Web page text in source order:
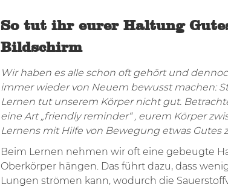
So tut ihr eurer Haltung
Bildschirm
Wir haben es alle schon oft gehört und
immer wieder von Neuem bewusst machen:
Lernen tut unserem Körper nicht gut.
eine Art „friendly reminder“ , eurem Körper
Lernens mit Hilfe von Bewegung etwas Gutes
Beim Lernen nehmen wir oft eine gebeugte
Oberkörper hängen. Das führt dazu, dass
Lungen strömen kann, wodurch die